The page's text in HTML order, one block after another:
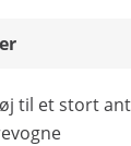
til et stort